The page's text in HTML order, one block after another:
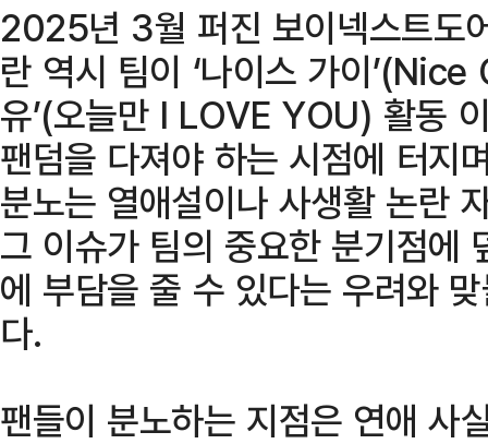
2025년 3월 퍼진 보이넥스트도
란 역시 팀이 ‘나이스 가이
유’(오늘만 I LOVE YOU) 활동
팬덤을 다져야 하는 시점에 터지
분노는 열애설이나 사생활 논란
그 이슈가 팀의 중요한 분기점에
에 부담을 줄 수 있다는 우려와
다.
팬들이 분노하는 지점은 연애 사